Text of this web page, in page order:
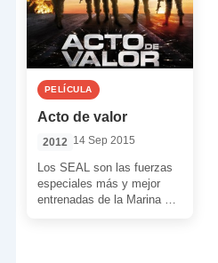
PELÍCULA
Acto de valor
2012 14 Sep 2015
Los SEAL son las fuerzas
especiales más y mejor
entrenadas de la Marina de